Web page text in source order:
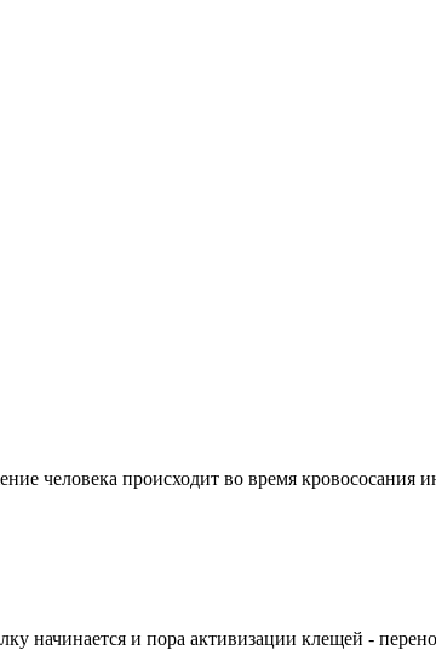
человека происходит во время
начинается и пора активизации клещей -